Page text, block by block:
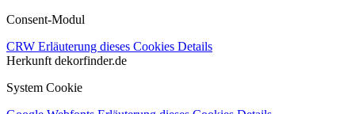
Consent-Modul
CRW Erläuterung dieses Cookies Details
Herkunft dekorfinder.de
System Cookie